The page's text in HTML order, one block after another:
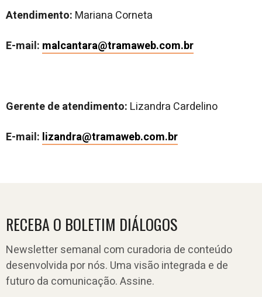
Atendimento: Mariana Corneta
E-mail: malcantara@tramaweb.com.br
Gerente de atendimento: Lizandra Cardelino
E-mail: lizandra@tramaweb.com.br
RECEBA O BOLETIM DIÁLOGOS
Newsletter semanal com curadoria de conteúdo
desenvolvida por nós. Uma visão integrada e de
futuro da comunicação. Assine.